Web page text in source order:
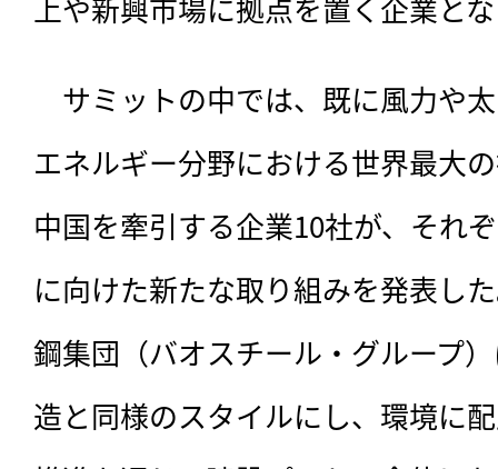
サミットの中では、既に風力や
エネルギー分野における世界最大
中国を牽引する企業10社が、それ
に向けた新たな取り組みを発表し
鋼集団（バオスチール・グループ
造と同様のスタイルにし、環境に